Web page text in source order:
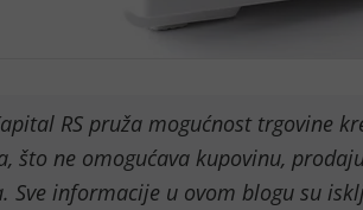
RS pruža mogućnost trgovine
što ne omogućava kupovinu,
Sve informacije u ovom blogu su